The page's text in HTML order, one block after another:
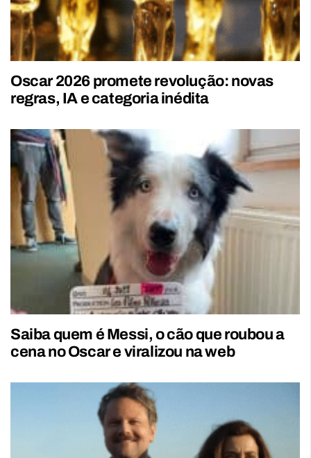
Oscar 2026 promete revolução: novas
regras, IA e categoria inédita
Saiba quem é Messi, o cão que roubou a
cena no Oscar e viralizou na web